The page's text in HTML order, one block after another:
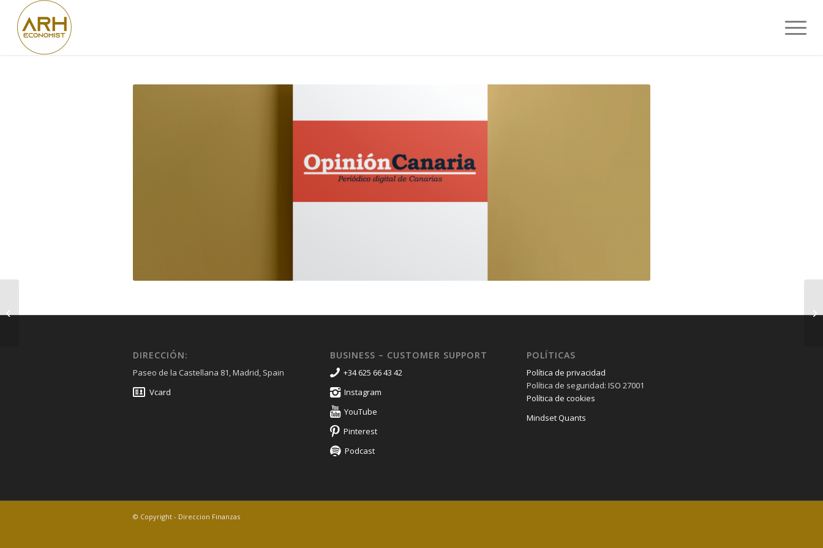
DIRECCIÓN:
Paseo de la Castellana 81, Madrid, Spain
Vcard
BUSINESS – CUSTOMER SUPPORT
+34 625 66 43 42
Instagram
YouTube
Pinterest
Podcast
POLÍTICAS
Política de privacidad
Política de seguridad: ISO 27001
Política de cookies
Mindset Quants
© Copyright - Direccion Finanzas
orientarioja.com-Oct 22